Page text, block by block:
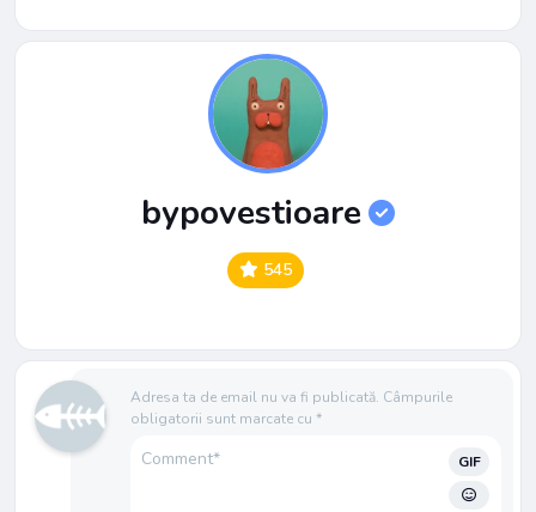
bypovestioare
545
Adresa ta de email nu va fi publicată. Câmpurile
obligatorii sunt marcate cu *
GIF